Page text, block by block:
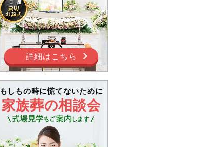
詳細はこちら
もしもの時に慌てないために
家族葬の相談会